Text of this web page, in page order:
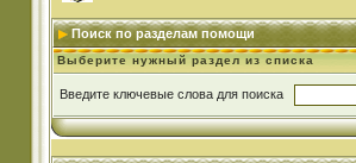
Поиск по разделам помощи
Выберите нужный раздел из списка
Введите ключевые слова для поиска